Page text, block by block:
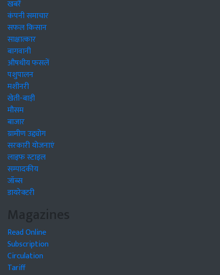
खबरें
कंपनी समाचार
सफल किसान
साक्षात्कार
बागवानी
औषधीय फसलें
पशुपालन
मशीनरी
खेती-बाड़ी
मौसम
बाजार
ग्रामीण उद्द्योग
सरकारी योजनाएं
लाइफ स्टाइल
सम्पादकीय
जॉब्स
डायरेक्टरी
Magazines
Read Online
Subscription
Circulation
Tariff